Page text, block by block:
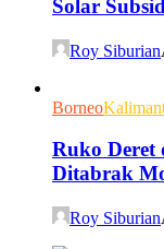
Solar
Roy Siburian
Borneo
Ruko Deret
Ditabrak
Roy Siburian